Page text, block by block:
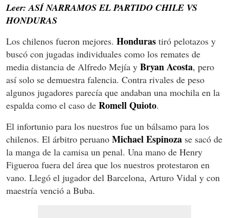
Leer: ASÍ NARRAMOS EL PARTIDO CHILE VS
HONDURAS
Los chilenos fueron mejores. Honduras tiró pelotazos y
buscó con jugadas individuales como los remates de
media distancia de Alfredo Mejía y Bryan Acosta, pero
así solo se demuestra falencia. Contra rivales de peso
algunos jugadores parecía que andaban una mochila en la
espalda como el caso de Romell Quioto.
El infortunio para los nuestros fue un bálsamo para los
chilenos. El árbitro peruano Michael Espinoza se sacó de
la manga de la camisa un penal. Una mano de Henry
Figueroa fuera del área que los nuestros protestaron en
vano. Llegó el jugador del Barcelona, Arturo Vidal y con
maestría venció a Buba.